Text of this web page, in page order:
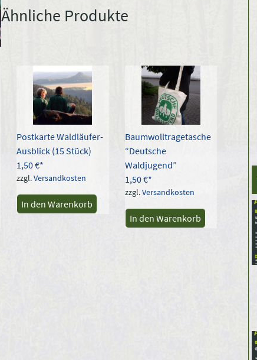
Stk.
Menge
Ähnliche Produkte
Postkarte Waldläufer-
Ausblick (15 Stück)
1,50€
zzgl.Versandkosten
In den Warenkorb
Baumwolltragetasche
“Deutsche
Waldjugend”
1,50€
zzgl.Versandkosten
In den Warenkorb